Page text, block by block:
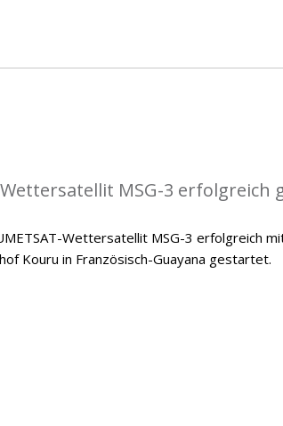
MSG-3 erfolgreich
Wettersatellit MSG-3 erfolgreich
Kouru in Französisch-Guayana gestartet.